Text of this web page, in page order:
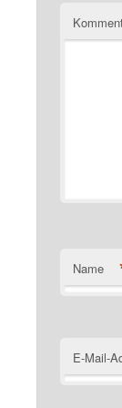
Name
E-Mail-